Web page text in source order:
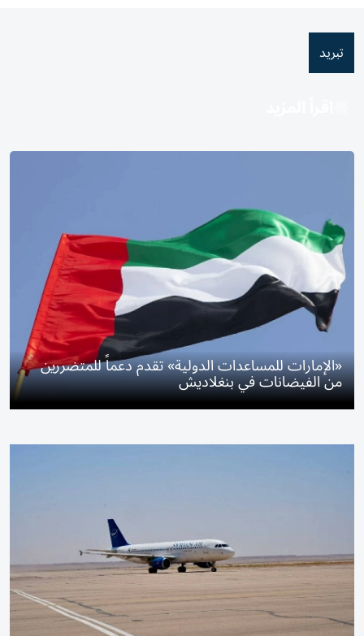
تبريد
«الإمارات للمساعدات الدولية» تقدم دعماً للمتضررين
من الفيضانات في بنغلاديش